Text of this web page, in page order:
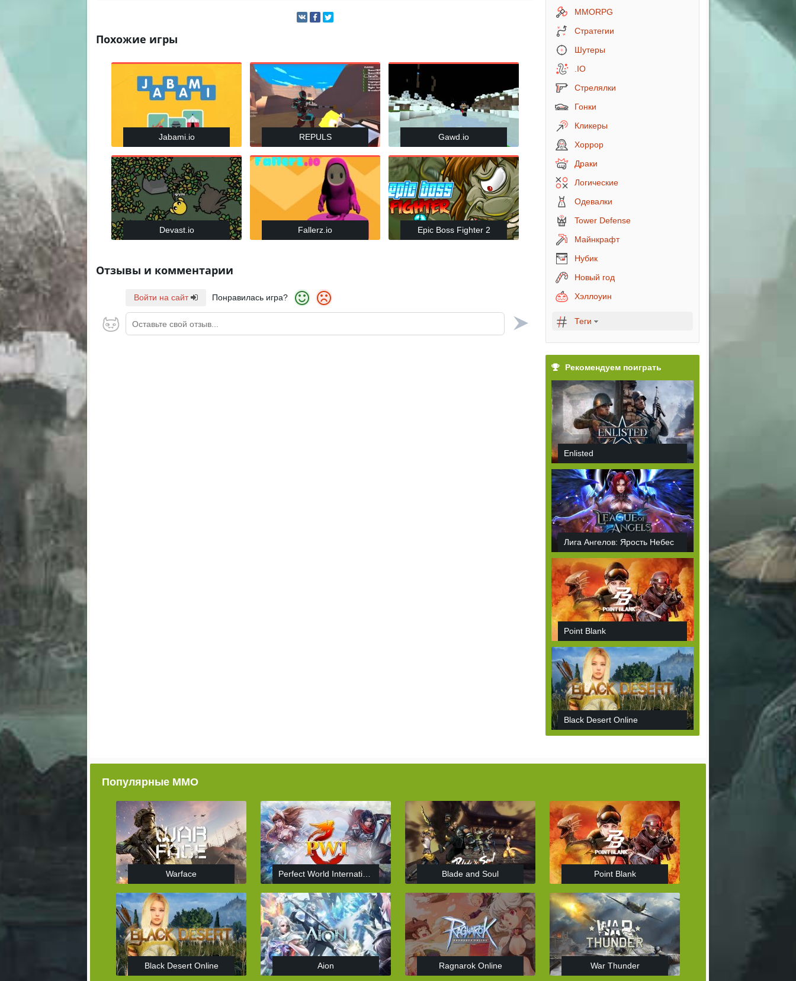
Похожие игры
Jabami.io REPULS Gawd.io
Devast.io Fallerz.io Epic Boss Fighter 2
Отзывы и комментарии
Войти на сайт Понравилась игра?
Оставьте свой отзыв...
MMORPG
Стратегии
Шутеры
.IO
Стрелялки
Гонки
Кликеры
Хоррор
Драки
Логические
Одевалки
Tower Defense
Майнкрафт
Нубик
Новый год
Хэллоуин
Теги
Рекомендуем поиграть
Enlisted
Лига Ангелов: Ярость Небес
Point Blank
Black Desert Online
Популярные ММО
Warface Blade and Soul Point Blank
Black Desert Online Aion Ragnarok Online War Thunder